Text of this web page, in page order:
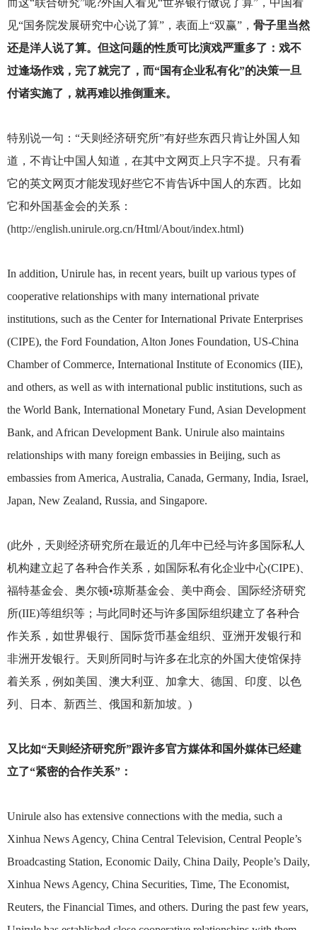
而这“联合研究”呢?外国人看见“世界银行做说了算”，中国看
见“国务院发展研究中心说了算”，表面上“双赢”， 骨子里当然
还是洋人说了算。但这问题的性质可比演戏严重多了：戏不
过逢场作戏，完了就完了，而“国有企业私有化”的决策一旦
付诸实施了，就再难以推倒重来。
特别说一句：“天则经济研究所”有好些东西只肯让外国人知
道，不肯让中国人知道，在其中文网页上只字不提。只有看
它的英文网页才能发现好些它不肯告诉中国人的东西。比如
它和外国基金会的关系：
(http://english.unirule.org.cn/Html/About/index.html)
In addition, Unirule has, in recent years, built up various types of
cooperative relationships with many international private
institutions, such as the Center for International Private Enterprises
(CIPE), the Ford Foundation, Alton Jones Foundation, US-China
Chamber of Commerce, International Institute of Economics (IIE),
and others, as well as with international public institutions, such as
the World Bank, International Monetary Fund, Asian Development
Bank, and African Development Bank. Unirule also maintains
relationships with many foreign embassies in Beijing, such as
embassies from America, Australia, Canada, Germany, India, Israel,
Japan, New Zealand, Russia, and Singapore.
(此外，天则经济研究所在最近的几年中已经与许多国际私人
机构建立起了各种合作关系，如国际私有化企业中心(CIPE)、
福特基金会、奥尔顿•琼斯基金会、美中商会、国际经济研究
所(IIE)等组织等；与此同时还与许多国际组织建立了各种合
作关系，如世界银行、国际货币基金组织、亚洲开发银行和
非洲开发银行。天则所同时与许多在北京的外国大使馆保持
着关系，例如美国、澳大利亚、加拿大、德国、印度、以色
列、日本、新西兰、俄国和新加坡。)
又比如“天则经济研究所”跟许多官方媒体和国外媒体已经建
立了“紧密的合作关系”：
Unirule also has extensive connections with the media, such a
Xinhua News Agency, China Central Television, Central People’s
Broadcasting Station, Economic Daily, China Daily, People’s Daily,
Xinhua News Agency, China Securities, Time, The Economist,
Reuters, the Financial Times, and others. During the past few years,